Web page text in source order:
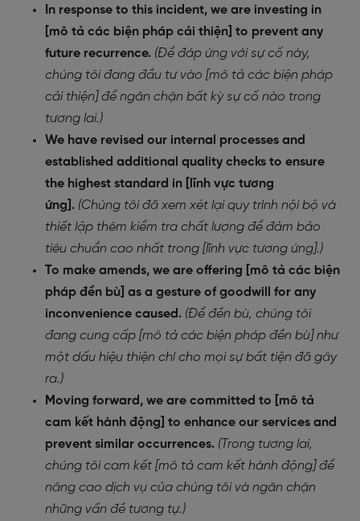
In response to this incident, we are investing in
[mô tả các biện pháp cải thiện] to prevent any
future recurrence. (Để đáp ứng với sự cố này,
chúng tôi đang đầu tư vào [mô tả các biện pháp
cải thiện] để ngăn chặn bất kỳ sự cố nào trong
tương lai.)
We have revised our internal processes and
established additional quality checks to ensure
the highest standard in [lĩnh vực tương
ứng]. (Chúng tôi đã xem xét lại quy trình nội bộ và
thiết lập thêm kiểm tra chất lượng để đảm bảo
tiêu chuẩn cao nhất trong [lĩnh vực tương ứng].)
To make amends, we are offering [mô tả các biện
pháp đền bù] as a gesture of goodwill for any
inconvenience caused. (Để đền bù, chúng tôi
đang cung cấp [mô tả các biện pháp đền bù] như
một dấu hiệu thiện chí cho mọi sự bất tiện đã gây
ra.)
Moving forward, we are committed to [mô tả
cam kết hành động] to enhance our services and
prevent similar occurrences. (Trong tương lai,
chúng tôi cam kết [mô tả cam kết hành động] để
nâng cao dịch vụ của chúng tôi và ngăn chặn
những vấn đề tương tự.)